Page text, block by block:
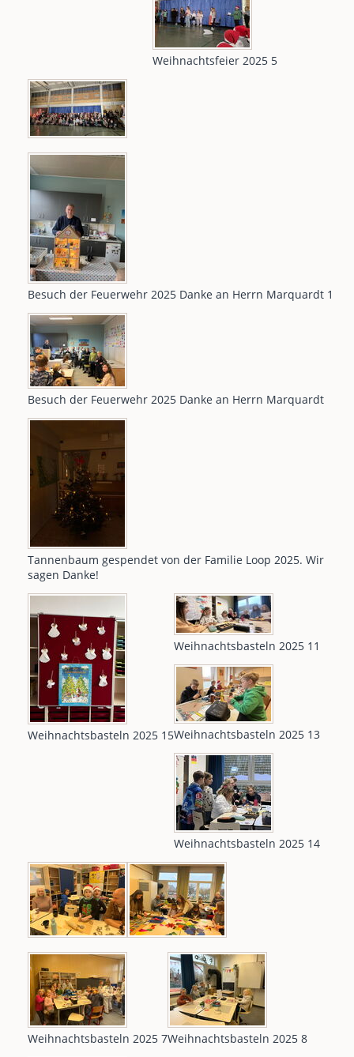
Weihnachtsfeier 2025 5
Besuch der Feuerwehr 2025 Danke an Herrn Marquardt 1
Besuch der Feuerwehr 2025 Danke an Herrn Marquardt
Tannenbaum gespendet von der Familie Loop 2025. Wir
sagen Danke!
Weihnachtsbasteln 2025 15
Weihnachtsbasteln 2025 11
Weihnachtsbasteln 2025 13
Weihnachtsbasteln 2025 14
Weihnachtsbasteln 2025 7Weihnachtsbasteln 2025 8